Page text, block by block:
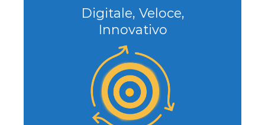
Digitale, Veloce,
Innovativo